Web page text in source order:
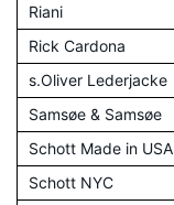
Riani
Rick Cardona
s.Oliver Lederjacke
Samsøe & Samsøe
Schott Made in USA
Schott NYC